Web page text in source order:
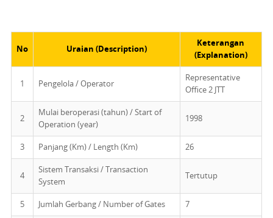
No Uraian (Description)
Keterangan
(Explanation)
1 Pengelola / Operator
Representative
Office 2 JTT
2
Mulai beroperasi (tahun) / Start of
Operation (year)
1998
3 Panjang (Km) / Length (Km) 26
4
Sistem Transaksi / Transaction
System
Tertutup
5 Jumlah Gerbang / Number of Gates 7